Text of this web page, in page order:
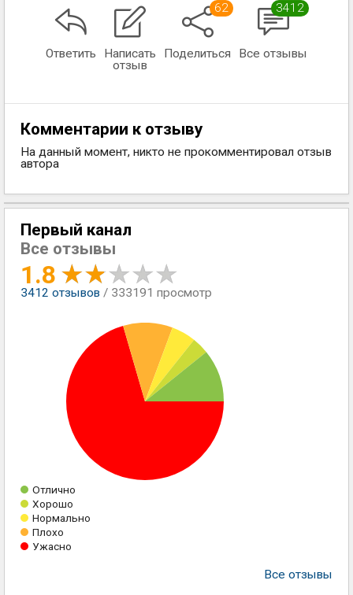
Ответить
Написать
отзыв
62
Поделиться
3412
Все отзывы
Комментарии к отзыву
На данный момент, никто не прокомментировал отзыв
автора
Первый канал
Все отзывы
1.8
3412 отзывов / 333191 просмотр
Отлично
Хорошо
Нормально
Плохо
Ужасно
Все отзывы